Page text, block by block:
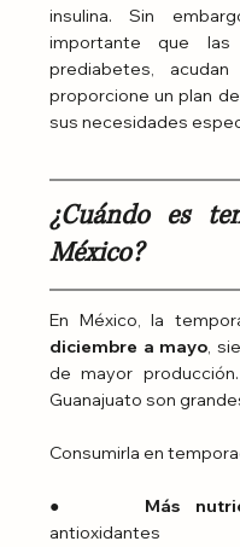
insulina. Sin
importante que
prediabetes,
proporcione un plan
sus necesidades
¿Cuándo es
México?
diciembre a mayo,
de mayor
Guanajuato son
Consumirla en
● Más
antioxidantes